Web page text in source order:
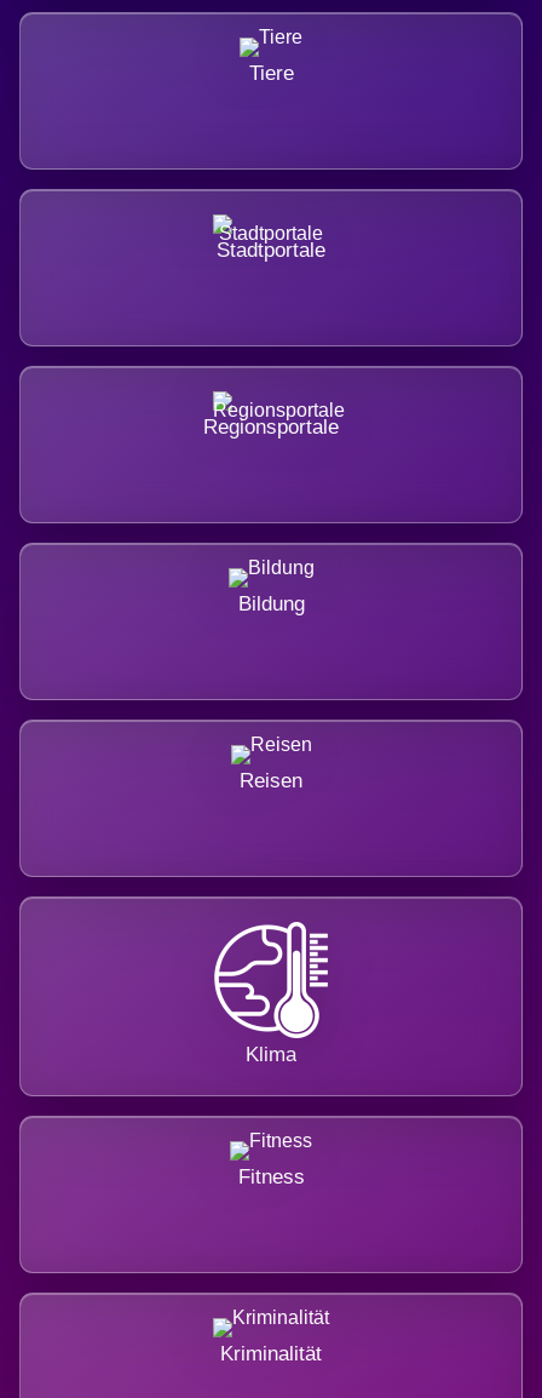
Tiere
Stadtportale
Regionsportale
Bildung
Reisen
Klima
Fitness
Kriminalität